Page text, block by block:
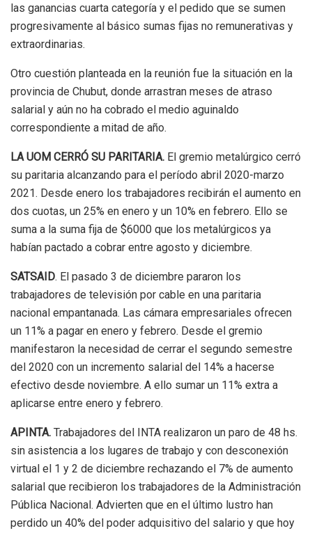
las ganancias cuarta categoría y el pedido que se sumen
progresivamente al básico sumas fijas no remunerativas y
extraordinarias.
Otro cuestión planteada en la reunión fue la situación en la
provincia de Chubut, donde arrastran meses de atraso
salarial y aún no ha cobrado el medio aguinaldo
correspondiente a mitad de año.
LA UOM CERRÓ SU PARITARIA. El gremio metalúrgico cerró
su paritaria alcanzando para el período abril 2020-marzo
2021. Desde enero los trabajadores recibirán el aumento en
dos cuotas, un 25% en enero y un 10% en febrero. Ello se
suma a la suma fija de $6000 que los metalúrgicos ya
habían pactado a cobrar entre agosto y diciembre.
SATSAID. El pasado 3 de diciembre pararon los
trabajadores de televisión por cable en una paritaria
nacional empantanada. Las cámara empresariales ofrecen
un 11% a pagar en enero y febrero. Desde el gremio
manifestaron la necesidad de cerrar el segundo semestre
del 2020 con un incremento salarial del 14% a hacerse
efectivo desde noviembre. A ello sumar un 11% extra a
aplicarse entre enero y febrero.
APINTA. Trabajadores del INTA realizaron un paro de 48 hs.
sin asistencia a los lugares de trabajo y con desconexión
virtual el 1 y 2 de diciembre rechazando el 7% de aumento
salarial que recibieron los trabajadores de la Administración
Pública Nacional. Advierten que en el último lustro han
perdido un 40% del poder adquisitivo del salario y que hoy